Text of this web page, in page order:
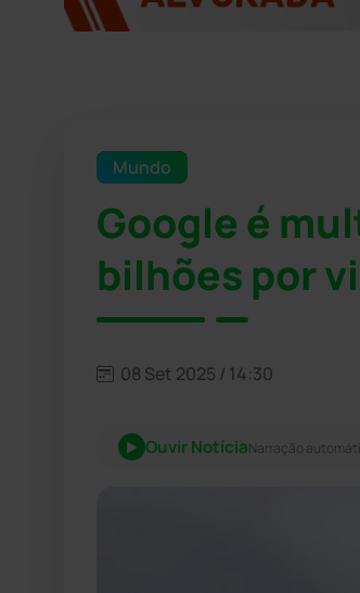
Mundo
Google é
bilhões por
08 Set 2025 / 14:30
Ouvir NotíciaNarração